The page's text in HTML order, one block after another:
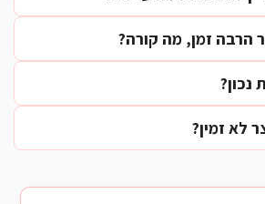
הרבה זמן, מה קורה?
נכון?
לא זמין?